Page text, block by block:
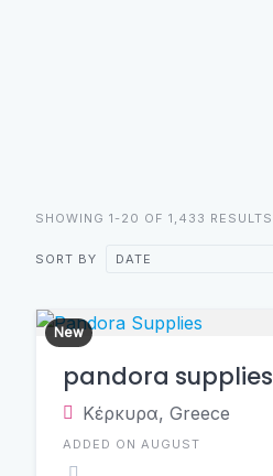
SHOWING 1-20 OF 1,433 RESULTS
SORT BY
New
pandora supplies
Κέρκυρα, Greece
ADDED ON AUGUST